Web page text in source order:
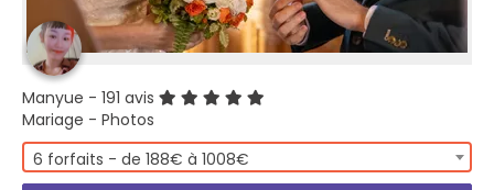
Manyue - 191 avis
Mariage - Photos
6 forfaits - de 188€ à 1008€